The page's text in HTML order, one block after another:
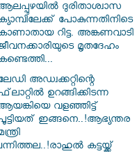
​ദുരിതാശ്വാസ
പോകുന്നതിനിടെ
റിട്ട. അങ്കണവാടി
മൃതദേഹം
അഡ്വക്കറ്റിന്റെ
ഉറങ്ങിക്കിടന്ന
വളഞ്ഞിട്ട്
ഇങ്ങനെ..!ആഭ്യന്തര
കട്ടയ്ക്ക്